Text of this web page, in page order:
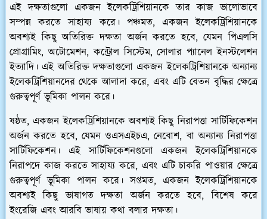
এই দক্ষতাগুলো একজন ইলেকট্রিশিয়ানকে তার কাজ ভালোভাবে
সম্পন্ন করতে সাহায্য করে। পঞ্চমত, একজন ইলেকট্রিশিয়ানকে
অবশ্যই কিছু অতিরিক্ত দক্ষতা অর্জন করতে হবে, যেমন পিএলসি
প্রোগ্রামিং, অটোমেশন, কন্ট্রোল সিস্টেম, সোলার প্যানেল ইনস্টলেশন
ইত্যাদি। এই অতিরিক্ত দক্ষতাগুলো একজন ইলেকট্রিশিয়ানকে অন্যান্য
ইলেকট্রিশিয়ানদের থেকে আলাদা করে, এবং এটি বেতন বৃদ্ধির ক্ষেত্রে
গুরুত্বপূর্ণ ভূমিকা পালন করে।
ষষ্ঠত, একজন ইলেকট্রিশিয়ানকে অবশ্যই কিছু নিরাপত্তা সার্টিফিকেশন
অর্জন করতে হবে, যেমন ওএসএইচএ, নেবোশ, বা অন্যান্য নিরাপত্তা
সার্টিফিকেশন। এই সার্টিফিকেশনগুলো একজন ইলেকট্রিশিয়ানকে
নিরাপদে কাজ করতে সাহায্য করে, এবং এটি চাকরি পাওয়ার ক্ষেত্রে
গুরুত্বপূর্ণ ভূমিকা পালন করে। সপ্তমত, একজন ইলেকট্রিশিয়ানকে
অবশ্যই কিছু ভাষাগত দক্ষতা অর্জন করতে হবে, বিশেষ করে
ইংরেজি এবং আরবি ভাষায় কথা বলার দক্ষতা।